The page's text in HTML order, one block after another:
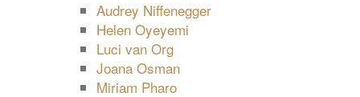
Audrey Niffenegger
Helen Oyeyemi
Luci van Org
Joana Osman
Miriam Pharo